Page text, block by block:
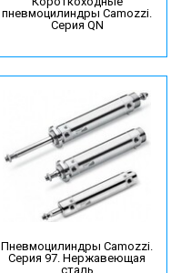
пневмоцилиндры Camozzi.
Серия QN
Пневмоцилиндры Camozzi.
Серия 97. Нержавеющая
сталь